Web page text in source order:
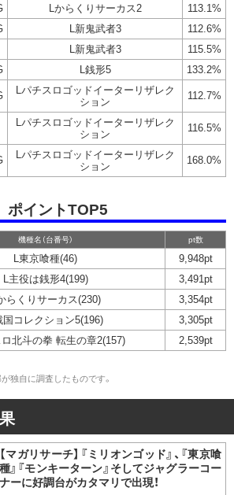
Lからくりサーカス2
113.1%
L新鬼武者3
112.6%
L新鬼武者3
115.5%
L銭形5 133.2%
Lパチスロゴッドイーターリザレク
ション
112.7%
Lパチスロゴッドイーターリザレク
ション
116.5%
Lパチスロゴッドイーターリザレク
ション
168.0%
ポイントTOP5
機種名（台番号） pt数
L東京喰種(46)
9,948pt
L主役は銭形4(199)
3,491pt
らくりサーカス(230)
3,354pt
国コレクション5(196)
3,305pt
ロ北斗の拳 転生の章2(157) 2,539pt
独自に調査したものです。
【マガリサーチ】『ミリオンゴッド』、『東京喰
種』『モンキーターン』そしてジャグラーコー
ナーに好調台がカタマリで出現！